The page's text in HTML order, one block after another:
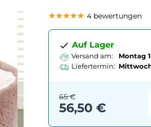
★★★★★
★★★★★
★★★★★ 4 bewertungen
Auf Lager
Versand am:
Montag
Liefertermin:
56,50 €
65 €